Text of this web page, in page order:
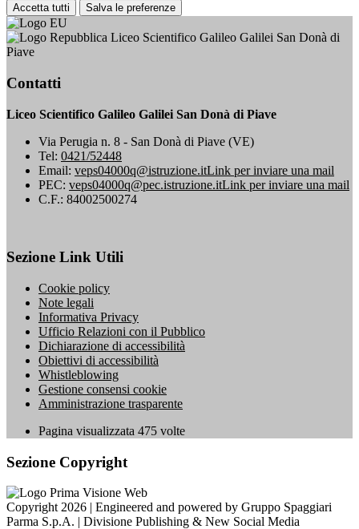
Accetta tutti Salva le preferenze
Liceo Scientifico Galileo Galilei San Donà di
Piave
Contatti
Liceo Scientifico Galileo Galilei San Donà di Piave
Via Perugia n. 8 - San Donà di Piave (VE)
Tel: 0421/52448
Email: veps04000q@istruzione.itLink per inviare una mail
PEC: veps04000q@pec.istruzione.itLink per inviare una mail
C.F.: 84002500274
Sezione Link Utili
Cookie policy
Note legali
Informativa Privacy
Ufficio Relazioni con il Pubblico
Dichiarazione di accessibilità
Obiettivi di accessibilità
Whistleblowing
Gestione consensi cookie
Amministrazione trasparente
Pagina visualizzata 475 volte
Sezione Copyright
Copyright 2026 | Engineered and powered by Gruppo Spaggiari
Parma S.p.A. | Divisione Publishing & New Social Media